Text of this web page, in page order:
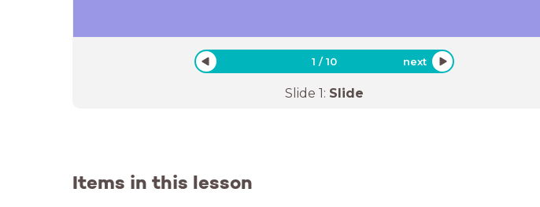
1 /10 next
Slide 1: Slide
Items in this lesson